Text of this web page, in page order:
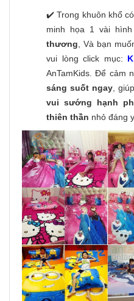
✔️ Trong khuôn khổ
minh họa 1 vài
thương, Và bạn
vui lòng click mục:
AnTamKids. Để cảm
sáng suốt ngay, giúp
vui sướng hạnh
thiên thần nhỏ đáng